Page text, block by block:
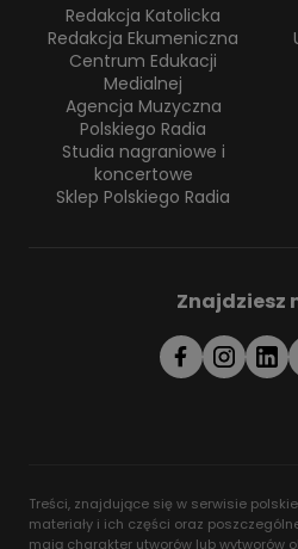
Redakcja Katolicka
Redakcja Ekumeniczna
Centrum Edukacji
Medialnej
Agencja Muzyczna
Polskiego Radia
Studia nagraniowe i
koncertowe
Sklep Polskiego Radia
Znajdziesz
Treści, znajdujące się w serwisie
materiały i ich części oraz
mają charakter utworów lub wytworów